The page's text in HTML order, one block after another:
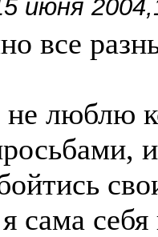
июня
все
люблю
сама